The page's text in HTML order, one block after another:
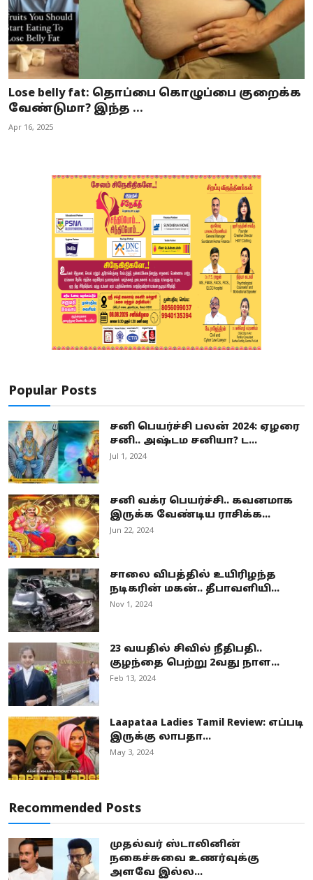
Lose belly fat: தொப்பை கொழுப்பை குறைக்க
வேண்டுமா? இந்த ...
Apr 16, 2025
Popular Posts
சனி பெயர்ச்சி பலன் 2024: ஏழரை
சனி.. அஷ்டம சனியா? ட...
Jul 1, 2024
சனி வக்ர பெயர்ச்சி.. கவனமாக
இருக்க வேண்டிய ராசிக்க...
Jun 22, 2024
சாலை விபத்தில் உயிரிழந்த
நடிகரின் மகன்.. தீபாவளியி...
Nov 1, 2024
23 வயதில் சிவில் நீதிபதி..
குழந்தை பெற்று 2வது நாள...
Feb 13, 2024
Laapataa Ladies Tamil Review: எப்படி
இருக்கு லாபதா...
May 3, 2024
Recommended Posts
முதல்வர் ஸ்டாலினின்
நகைச்சுவை உணர்வுக்கு
அளவே இல்ல...